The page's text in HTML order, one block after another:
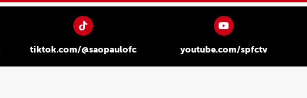
tiktok.com/@saopaulofc youtube.com/spfctv